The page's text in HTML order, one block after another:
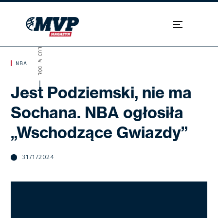
NBA
Jest Podziemski, nie ma
Sochana. NBA ogłosiła
„Wschodzące Gwiazdy”
31/1/2024
SKROLUJ W DÓŁ